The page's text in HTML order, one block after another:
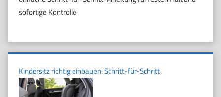
sofortige Kontrolle
Kindersitz richtig einbauen: Schritt-für-Schritt